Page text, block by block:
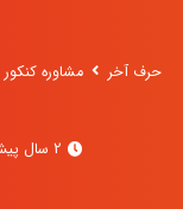
حرف آخر مشاوره کنکور
2 سال پیش